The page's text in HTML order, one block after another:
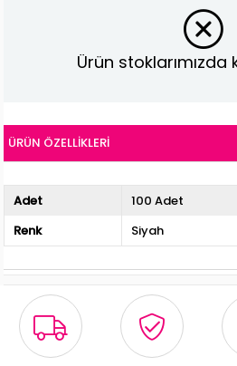
Ürün stoklarımızda
ÜRÜN ÖZELLIKLERI
Adet
100 Adet
Renk
Siyah